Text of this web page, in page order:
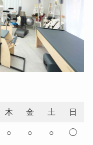
木 金 土 日
○ ○ ○ ◯